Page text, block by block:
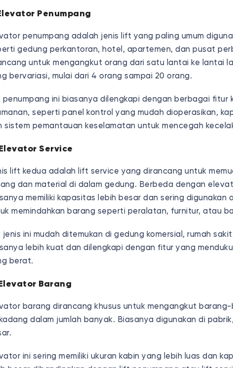
Penumpang
penumpang adalah jenis lift yang paling umum
gedung perkantoran, hotel, apartemen, dan pusat
untuk mengangkut orang dari satu lantai ke lantai
bervariasi, mulai dari 4 orang sampai 20 orang.
penumpang ini biasanya dilengkapi dengan berbagai fitur
seperti panel kontrol yang mudah dioperasikan,
sistem pemantauan keselamatan untuk mencegah
Service
lift kedua adalah lift service yang dirancang untuk
dan material di dalam gedung. Berbeda dengan
memiliki kapasitas lebih besar dan sering
memindahkan barang seperti peralatan, furnitur, atau
jenis ini mudah ditemukan di gedung komersial, rumah
lebih kuat dan dilengkapi dengan fitur yang
berat.
Barang
barang dirancang khusus untuk mengangkut
dalam jumlah banyak. Biasanya digunakan di
ini sering memiliki ukuran kabin yang lebih luas dan